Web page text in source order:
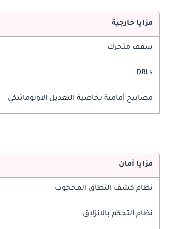
مزايا خارجية
سقف متحرك
DRLs
مصابيح أمامية بخاصية التعديل الاوتوماتيكي
مزايا أمان
نظام كشف النطاق المحجوب
نظام التحكم بالانزلاق